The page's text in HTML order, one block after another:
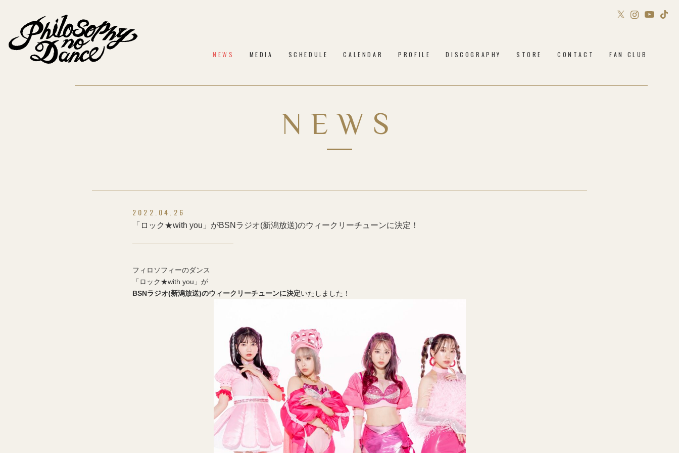
NEWS MEDIA SCHEDULE CALENDAR PROFILE DISCOGRAPHY STORE
Philosophy no Dance STORE
CONTACT FAN CLUB
NEWS
2022.04.26
「ロック★with you」がBSNラジオ(新潟放送)のウィークリーチューンに決定！
フィロソフィーのダンス
「ロック★with you」が
BSNラジオ(新潟放送)のウィークリーチューンに決定いたしました！